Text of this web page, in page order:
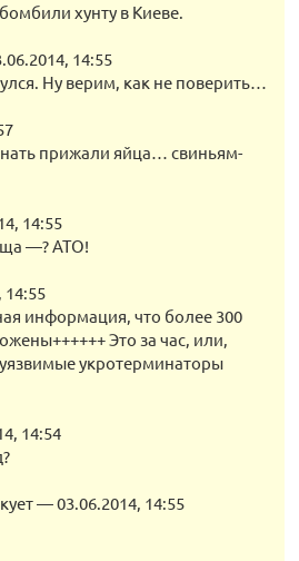
хунту в Киеве.
14:55
Ну верим, как не поверить…
прижали яйца… свиньям-
14:55
—? АТО!
14:55
информация, что более 300
Это за час, или,
укротерминаторы
14:54
— 03.06.2014, 14:55